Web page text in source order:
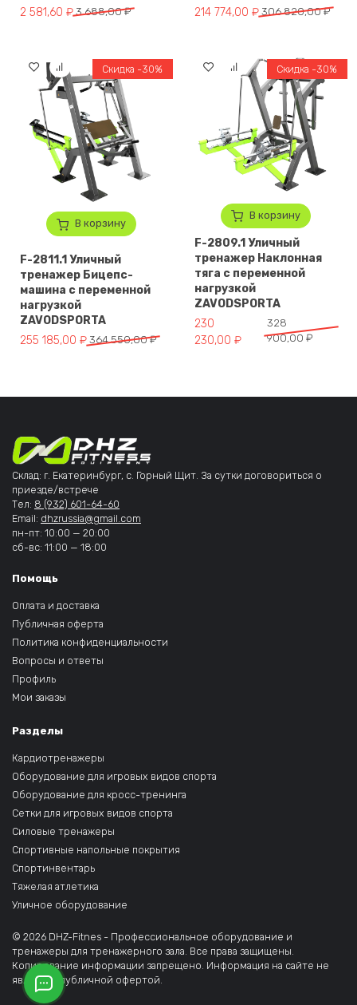
3 688,00₽
Первоначальная цена составляла 3 688,00 ₽.
2 581,60 ₽
Текущая цена: 2 581,60 ₽. 306 820,00₽
Первоначальная цена
214 774,00 ₽
Текущая цена: 214 774,00 ₽.
В корзину
Скидка -30%
F-2811.1 Уличный
тренажер Бицепс-
машина с переменной
нагрузкой
ZAVODSPORTA
364 550,00₽
Первоначальная цена составляла 364 550,00 ₽.
255 185,00 ₽
Текущая цена: 255 185,00 ₽.
В корзину
Скидка -30%
F-2809.1 Уличный
тренажер Наклонная
тяга с переменной
нагрузкой
ZAVODSPORTA
328
900,00 ₽
Первоначальная цена
230
230,00 ₽
Текущая цена: 230 230,00 ₽.
Склад: г. Екатеринбург, с. Горный Щит. За сутки договориться о
приезде/встрече
Тел: 8 (932) 601-64-60
Email: dhzrussia@gmail.com
пн-пт: 10:00 — 20:00
сб-вс: 11:00 — 18:00
Помощь
Оплата и доставка
Публичная оферта
Политика конфиденциальности
Вопросы и ответы
Профиль
Мои заказы
Разделы
Кардиотренажеры
Оборудование для игровых видов спорта
Оборудование для кросс-тренинга
Сетки для игровых видов спорта
Силовые тренажеры
Спортивные напольные покрытия
Спортинвентарь
Тяжелая атлетика
Уличное оборудование
© 2026 DHZ-Fitnes - Профессиональное оборудование и
тренажеры для тренажерного зала. Все права защищены.
Копирование информации запрещено. Информация на сайте не
является публичной офертой.